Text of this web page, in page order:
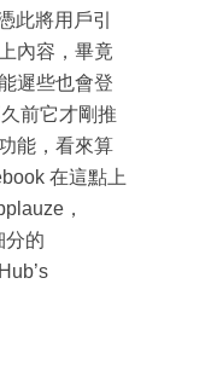
此將用戶引
內容，畢竟
遲些也會登
前它才剛推
能，看來算
在這點上
，
分的